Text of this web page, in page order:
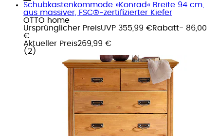
Schubkastenkommode »Konrad« Breite 94 cm,
aus massiver, FSC®-zertifizierter Kiefer
OTTO home
Ursprünglicher PreisUVP 355,99 €Rabatt- 86,00
€
Aktueller Preis269,99 €
( 2 )